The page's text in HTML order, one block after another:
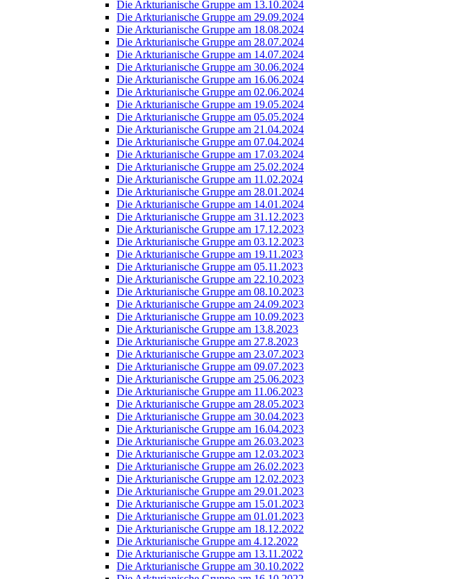
Die Arkturianische Gruppe am 13.10.2024
Die Arkturianische Gruppe am 29.09.2024
Die Arkturianische Gruppe am 18.08.2024
Die Arkturianische Gruppe am 28.07.2024
Die Arkturianische Gruppe am 14.07.2024
Die Arkturianische Gruppe am 30.06.2024
Die Arkturianische Gruppe am 16.06.2024
Die Arkturianische Gruppe am 02.06.2024
Die Arkturianische Gruppe am 19.05.2024
Die Arkturianische Gruppe am 05.05.2024
Die Arkturianische Gruppe am 21.04.2024
Die Arkturianische Gruppe am 07.04.2024
Die Arkturianische Gruppe am 17.03.2024
Die Arkturianische Gruppe am 25.02.2024
Die Arkturianische Gruppe am 11.02.2024
Die Arkturianische Gruppe am 28.01.2024
Die Arkturianische Gruppe am 14.01.2024
Die Arkturianische Gruppe am 31.12.2023
Die Arkturianische Gruppe am 17.12.2023
Die Arkturianische Gruppe am 03.12.2023
Die Arkturianische Gruppe am 19.11.2023
Die Arkturianische Gruppe am 05.11.2023
Die Arkturianische Gruppe am 22.10.2023
Die Arkturianische Gruppe am 08.10.2023
Die Arkturianische Gruppe am 24.09.2023
Die Arkturianische Gruppe am 10.09.2023
Die Arkturianische Gruppe am 13.8.2023
Die Arkturianische Gruppe am 27.8.2023
Die Arkturianische Gruppe am 23.07.2023
Die Arkturianische Gruppe am 09.07.2023
Die Arkturianische Gruppe am 25.06.2023
Die Arkturianische Gruppe am 11.06.2023
Die Arkturianische Gruppe am 28.05.2023
Die Arkturianische Gruppe am 30.04.2023
Die Arkturianische Gruppe am 16.04.2023
Die Arkturianische Gruppe am 26.03.2023
Die Arkturianische Gruppe am 12.03.2023
Die Arkturianische Gruppe am 26.02.2023
Die Arkturianische Gruppe am 12.02.2023
Die Arkturianische Gruppe am 29.01.2023
Die Arkturianische Gruppe am 15.01.2023
Die Arkturianische Gruppe am 01.01.2023
Die Arkturianische Gruppe am 18.12.2022
Die Arkturianische Gruppe am 4.12.2022
Die Arkturianische Gruppe am 13.11.2022
Die Arkturianische Gruppe am 30.10.2022